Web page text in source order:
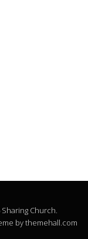
Church.
by themehall.com